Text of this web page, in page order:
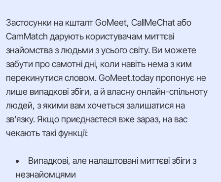
Застосунки на кшталт GoMeet, CallMeChat або
CamMatch дарують користувачам миттєві
знайомства з людьми з усього світу. Ви можете
забути про самотні дні, коли навіть нема з ким
перекинутися словом. GoMeet.today пропонує не
лише випадкові збіги, а й власну онлайн-спільноту
людей, з якими вам хочеться залишатися на
зв'язку. Якщо приєднаєтеся вже зараз, на вас
чекають такі функції:
Випадкові, але налаштовані миттєві збіги з
незнайомцями